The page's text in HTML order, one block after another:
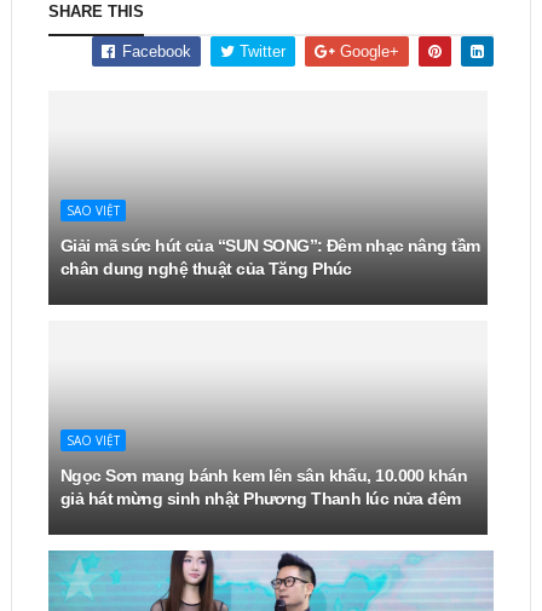
SHARE THIS
Facebook Twitter Google+
SAO VIỆT
Giải mã sức hút của “SUN SONG”: Đêm nhạc nâng tầm
chân dung nghệ thuật của Tăng Phúc
SAO VIỆT
Ngọc Sơn mang bánh kem lên sân khấu, 10.000 khán
giả hát mừng sinh nhật Phương Thanh lúc nửa đêm